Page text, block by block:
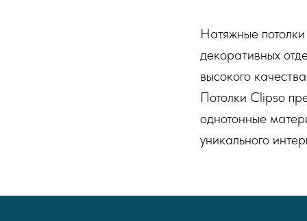
Натяжные
декоративных
высокого
Потолки Clipso
однотонные
уникального